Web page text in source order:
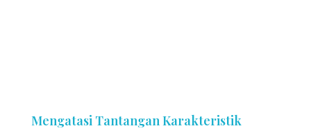
Mengatasi Tantangan Karakteristik